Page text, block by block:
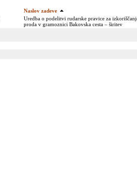
Naslov zadeve
Uredba o podelitvi rudarske pravice za
proda v gramoznici Bakovska cesta – širitev